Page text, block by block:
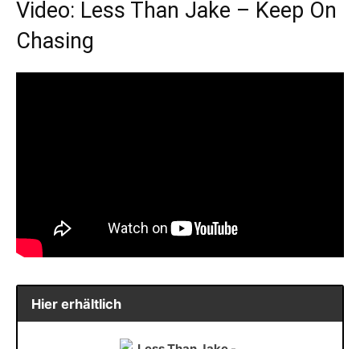
Video: Less Than Jake – Keep On
Chasing
Hier erhältlich